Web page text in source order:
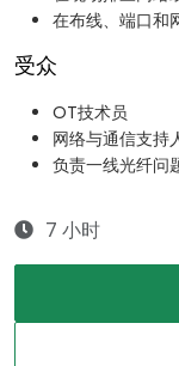
在布线、端口和
受众
OT技术员
网络与通信支持
负责一线光纤问
7 小时